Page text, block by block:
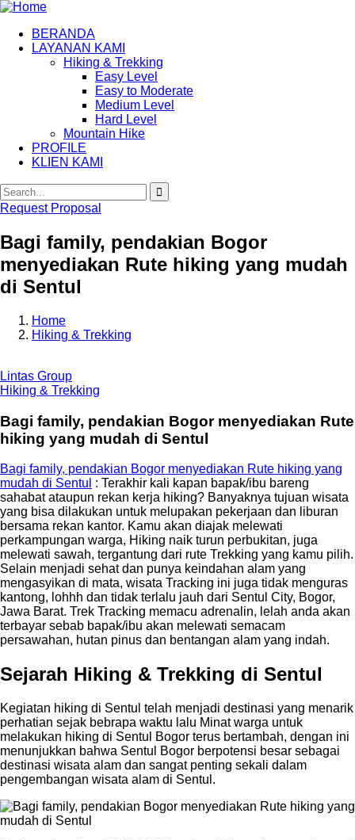
BERANDA
LAYANAN KAMI
Hiking & Trekking
Easy Level
Easy to Moderate
Medium Level
Hard Level
Mountain Hike
PROFILE
KLIEN KAMI
Request Proposal
Bagi family, pendakian Bogor
menyediakan Rute hiking yang mudah
di Sentul
Home
Hiking & Trekking
Lintas Group
Hiking & Trekking
Bagi family, pendakian Bogor menyediakan Rute
hiking yang mudah di Sentul
Bagi family, pendakian Bogor menyediakan Rute hiking yang
mudah di Sentul : Terakhir kali kapan bapak/ibu bareng
sahabat ataupun rekan kerja hiking? Banyaknya tujuan wisata
yang bisa dilakukan untuk melupakan pekerjaan dan liburan
bersama rekan kantor. Kamu akan diajak melewati
perkampungan warga, Hiking naik turun perbukitan, juga
melewati sawah, tergantung dari rute Trekking yang kamu pilih.
Selain menjadi sehat dan punya keindahan alam yang
mengasyikan di mata, wisata Tracking ini juga tidak menguras
kantong, lohhh dan tidak terlalu jauh dari Sentul City, Bogor,
Jawa Barat. Trek Tracking memacu adrenalin, lelah anda akan
terbayar sebab bapak/ibu akan melewati semacam
persawahan, hutan pinus dan bentangan alam yang indah.
Sejarah Hiking & Trekking di Sentul
Kegiatan hiking di Sentul telah menjadi destinasi yang menarik
perhatian sejak bebrapa waktu lalu Minat warga untuk
melakukan hiking di Sentul Bogor terus bertambah, dengan ini
menunjukkan bahwa Sentul Bogor berpotensi besar sebagai
destinasi wisata alam dan sangat penting sekali dalam
pengembangan wisata alam di Sentul.